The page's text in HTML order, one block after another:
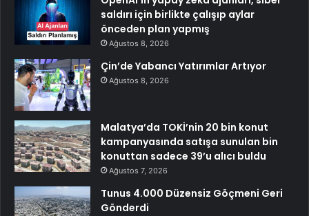
saldırı için birlikte çalışıp aylar
önceden plan yapmış
Ağustos 8, 2026
Çin’de Yabancı Yatırımlar Artıyor
Ağustos 8, 2026
Malatya’da TOKİ’nin 20 bin konut
kampanyasında satışa sunulan bin
konuttan sadece 39’u alıcı buldu
Ağustos 7, 2026
Tunus 4.000 Düzensiz Göçmeni Geri
Gönderdi